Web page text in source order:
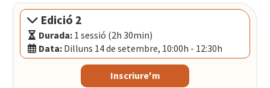
Data:Dimecres 26 d’agost, 09:30h - 12:00h
Porta22 - Carrer Llacuna, 156 - 162, BARCELONA
Edició 2
Durada: 1 sessió (2h 30min)
Data: Dilluns 14 de setembre, 10:00h - 12:30h
Modalitat:Sessió presencial
Castellà
Inscriure'm